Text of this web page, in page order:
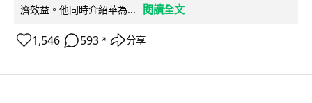
濟效益。他同時介紹華為...
閱讀全文
1,546 593 ↗ 分享